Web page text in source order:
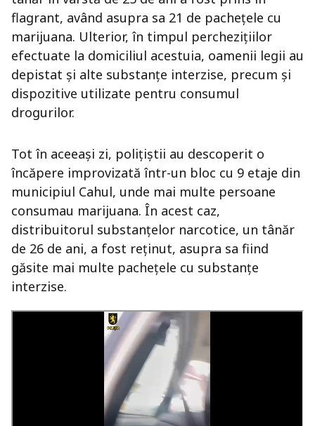
flagrant, având asupra sa 21 de pachețele cu
marijuana. Ulterior, în timpul perchezițiilor
efectuate la domiciliul acestuia, oamenii legii au
depistat și alte substanțe interzise, precum și
dispozitive utilizate pentru consumul
drogurilor.
Tot în aceeași zi, polițiștii au descoperit o
încăpere improvizată într-un bloc cu 9 etaje din
municipiul Cahul, unde mai multe persoane
consumau marijuana. În acest caz,
distribuitorul substanțelor narcotice, un tânăr
de 26 de ani, a fost reținut, asupra sa fiind
găsite mai multe pachețele cu substanțe
interzise.